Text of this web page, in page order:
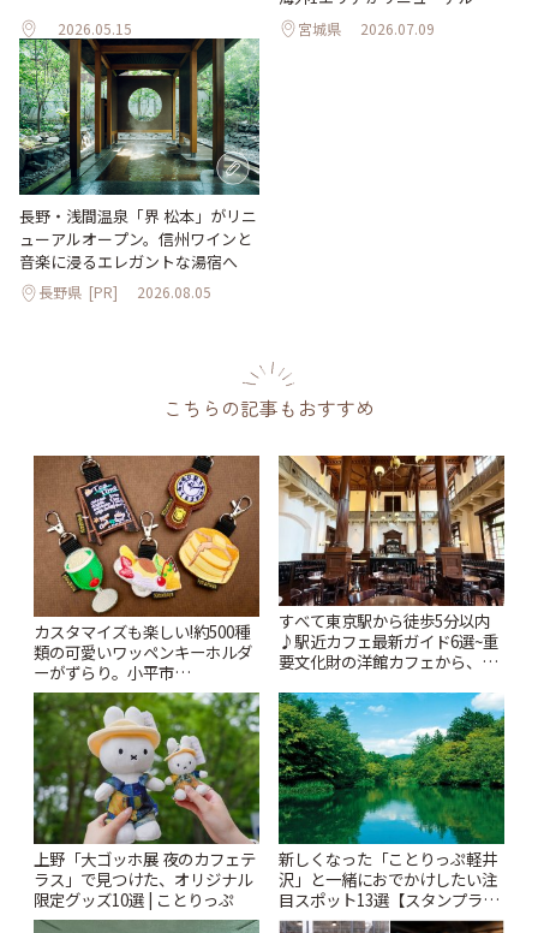
2026.05.15 宮城県 2026.07.09
長野・浅間温泉「界 松本」がリニ
ューアルオープン。信州ワインと
音楽に浸るエレガントな湯宿へ
長野県 [PR] 2026.08.05
こちらの記事もおすすめ
カスタマイズも楽しい!約500種
類の可愛いワッペンキーホルダ
ーがずらり。小平市
「Kimamaya T&K」 | ことりっ
ぷ
すべて東京駅から徒歩5分以内
♪駅近カフェ最新ガイド6選~重
要文化財の洋館カフェから、改
りっぷ
上野「大ゴッホ展 夜のカフェテ
ラス」で見つけた、オリジナル
限定グッズ10選 | ことりっぷ
新しくなった「ことりっぷ軽井
沢」と一緒におでかけしたい注
目スポット13選【スタンプラリ
ー開催中】 | ことりっぷ